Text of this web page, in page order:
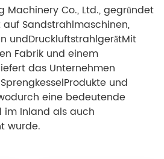
Machinery Co., Ltd., gegründet
auf Sandstrahlmaschinen,
undDruckluftstrahlgerätMit
Fabrik und einem
das Unternehmen
SprengkesselProdukte und
eine bedeutende
im Inland als auch
wurde.